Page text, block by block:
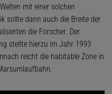
mit einer solchen
sollte dann auch die Breite der
die Forscher. Der
stellte hierzu im Jahr 1993
reicht die habitable Zone in